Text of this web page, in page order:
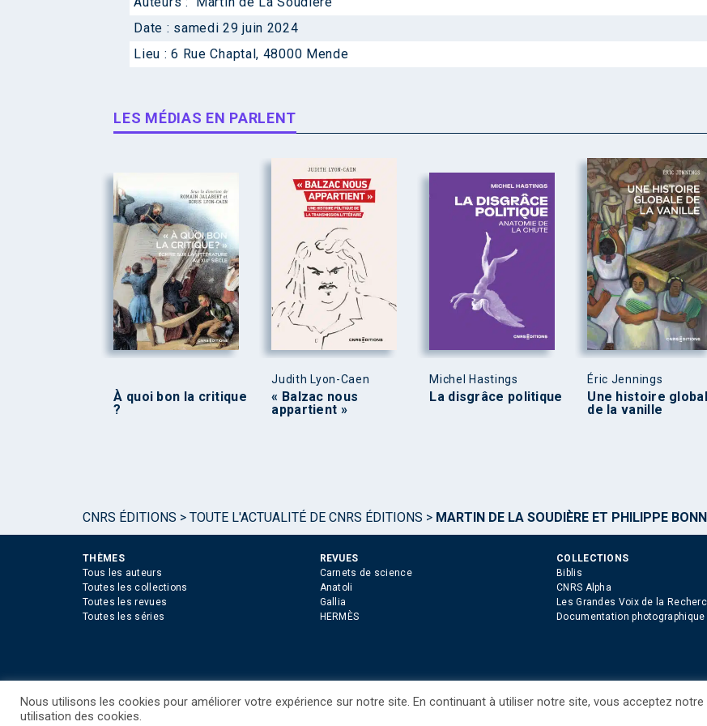
Date : samedi 29 juin 2024
Lieu :6 Rue Chaptal, 48000 Mende
LES MÉDIAS EN PARLENT
À quoi bon la critique
?
Judith Lyon-Caen
« Balzac nous
appartient »
Michel Hastings
La disgrâce politique
Éric Jennings
Une histoire
de la vanille
CNRS ÉDITIONS > TOUTE L'ACTUALITÉ DE CNRS ÉDITIONS > MARTIN DE LA SOUDIÈRE ET PHILIPPE
THÈMES
Tous les auteurs
Toutes les collections
Toutes les revues
Toutes les séries
REVUES
Carnets de science
Anatoli
Gallia
HERMÈS
COLLECTIONS
Biblis
CNRS Alpha
Les Grandes Voix de la
Documentation photographique
©CNRS EDITIONS 2025
Nous utilisons les cookies pour améliorer votre expérience sur notre site. En continuant à utiliser notre site, vous acceptez notre
utilisation des cookies.